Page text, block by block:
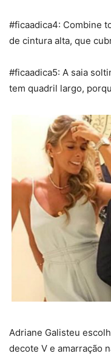
#ficaadica4: Combine
de cintura alta, que
#ficaadica5: A saia
tem quadril largo,
Adriane Galisteu
decote V e amarração